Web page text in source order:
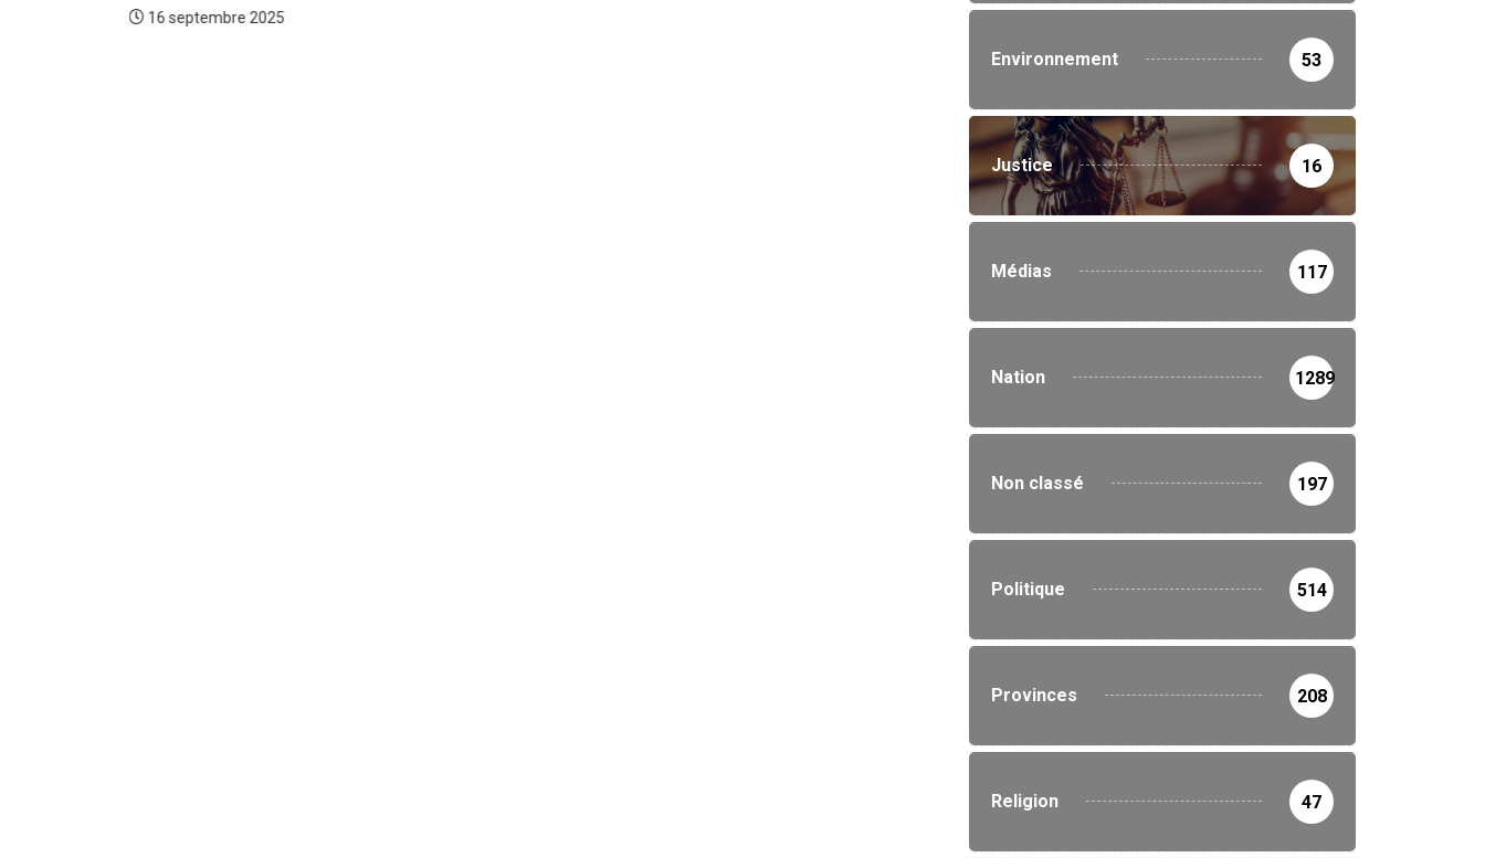
16 septembre 2025
Environnement 53
Justice 16
Médias 117
Nation 1289
Non classé 197
Politique 514
Provinces 208
Religion 47